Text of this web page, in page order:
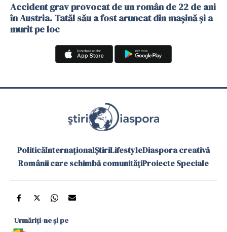
Accident grav provocat de un român de 22 de ani
în Austria. Tatăl său a fost aruncat din mașină și a
murit pe loc
PoliticăInternaționalȘtiriLifestyleDiaspora creativă
Românii care schimbă comunitățiProiecte Speciale
Urmăriți-ne și pe